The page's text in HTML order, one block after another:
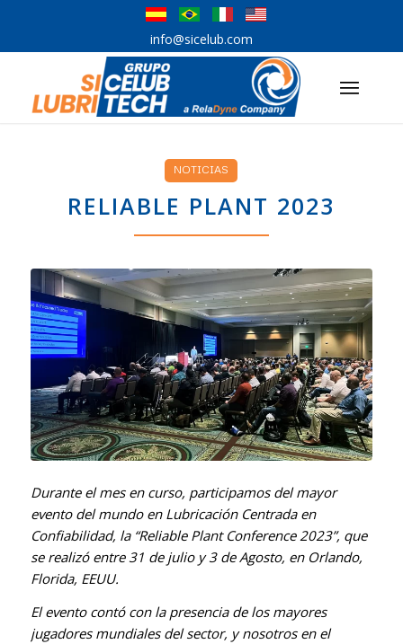
info@sicelub.com
NOTICIAS
RELIABLE PLANT 2023
Durante el mes en curso, participamos del mayor
evento del mundo en Lubricación Centrada en
Confiabilidad, la “Reliable Plant Conference 2023”, que
se realizó entre 31 de julio y 3 de Agosto, en Orlando,
Florida, EEUU.
El evento contó con la presencia de los mayores
jugadores mundiales del sector, y nosotros en el